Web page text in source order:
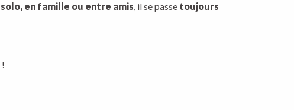
solo, en famille ou entre amis, il se passe toujours